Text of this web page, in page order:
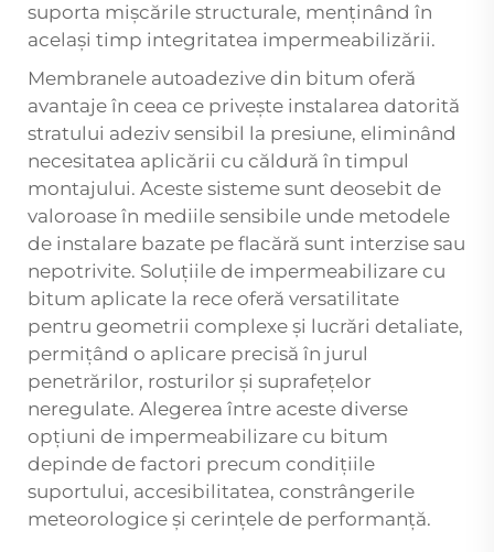
suporta mișcările structurale, menținând în
același timp integritatea impermeabilizării.
Membranele autoadezive din bitum oferă
avantaje în ceea ce privește instalarea datorită
stratului adeziv sensibil la presiune, eliminând
necesitatea aplicării cu căldură în timpul
montajului. Aceste sisteme sunt deosebit de
valoroase în mediile sensibile unde metodele
de instalare bazate pe flacără sunt interzise sau
nepotrivite. Soluțiile de impermeabilizare cu
bitum aplicate la rece oferă versatilitate
pentru geometrii complexe și lucrări detaliate,
permițând o aplicare precisă în jurul
penetrărilor, rosturilor și suprafețelor
neregulate. Alegerea între aceste diverse
opțiuni de impermeabilizare cu bitum
depinde de factori precum condițiile
suportului, accesibilitatea, constrângerile
meteorologice și cerințele de performanță.